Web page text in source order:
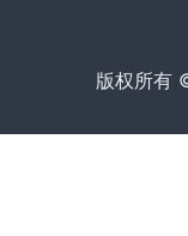
版权所有